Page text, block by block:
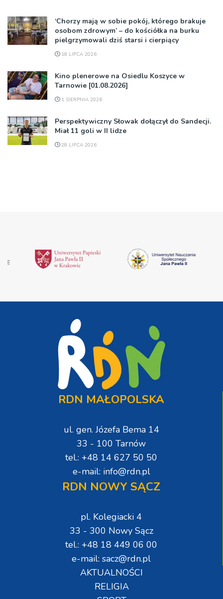
‘Chorzy mają w sobie pokój, którego brakuje
osobom zdrowym’ – do kościółka na burku
pielgrzymowali dziś starsi i cierpiący
18 LIPCA 2026
Kino plenerowe na Osiedlu Koszyce w
Tarnowie [01.08.2026]
1 SIERPNIA 2026
Perspektywiczny Słowak dołączył do Sandecji.
Miał 11 goli w II lidze
28 LIPCA 2026
RDN MAŁOPOLSKA
ul. gen. Józefa Bema 14
33 - 100 Tarnów
tel.: +48 14 627 50 50
e-mail: info@rdn.pl
RDN NOWY SĄCZ
pl. Kolegiacki 4
33 - 300 Nowy Sącz
tel.: +48 18 449 06 00
e-mail: sacz@rdn.pl
AKTUALNOŚCI
RELIGIA